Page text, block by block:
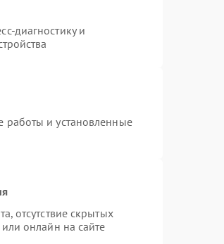
диагностику и
работы и установленные
отсутствие скрытых
онлайн на сайте